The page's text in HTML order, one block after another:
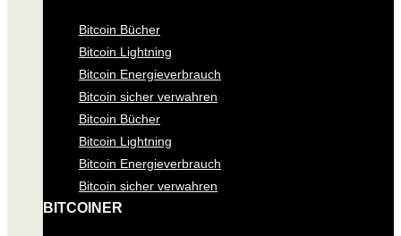
Bitcoin Bücher
Bitcoin Lightning
Bitcoin Energieverbrauch
Bitcoin sicher verwahren
Bitcoin Bücher
Bitcoin Lightning
Bitcoin Energieverbrauch
Bitcoin sicher verwahren
BITCOINER